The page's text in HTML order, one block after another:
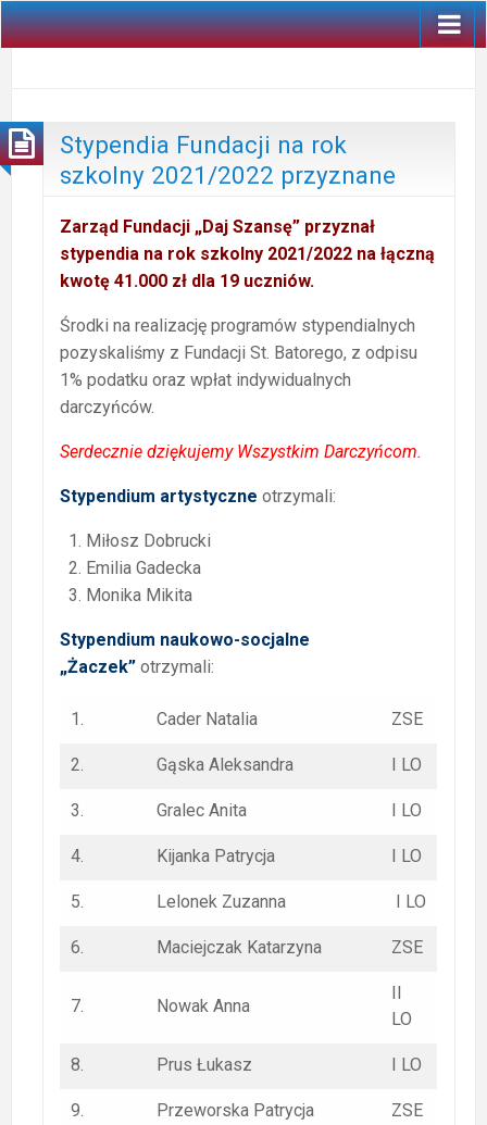
Stypendia Fundacji na rok
szkolny 2021/2022 przyznane
Zarząd Fundacji „Daj Szansę” przyznał
stypendia na rok szkolny 2021/2022 na łączną
kwotę 41.000 zł dla 19 uczniów.
Środki na realizację programów stypendialnych
pozyskaliśmy z Fundacji St. Batorego, z odpisu
1% podatku oraz wpłat indywidualnych
darczyńców.
Serdecznie dziękujemy Wszystkim Darczyńcom.
Stypendium artystyczne otrzymali:
Miłosz Dobrucki
Emilia Gadecka
Monika Mikita
Stypendium naukowo-socjalne
„Żaczek” otrzymali:
1. Cader Natalia ZSE
2. Gąska Aleksandra I LO
3. Gralec Anita I LO
4. Kijanka Patrycja I LO
5. Lelonek Zuzanna I LO
6. Maciejczak Katarzyna ZSE
7. Nowak Anna
II
LO
8. Prus Łukasz I LO
9. Przeworska Patrycja ZSE